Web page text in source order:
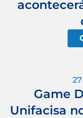
Game
Unifacisa